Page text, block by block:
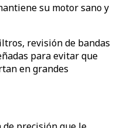
su motor sano y
revisión de bandas
para evitar que
en grandes